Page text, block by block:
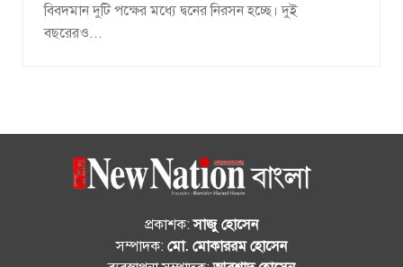
বিবদমান দুটি পক্ষের মধ্যে দ্বনের নিরসন হচ্ছে। দুই
বছরেরও...
প্রকাশক:সাজু হোসেন
সম্পাদক: মো. মোকাররম হোসেন